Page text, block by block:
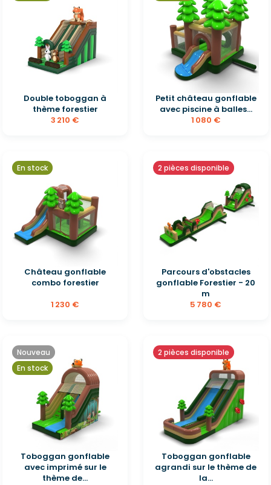
Double toboggan à
thème forestier
3 210 €
Petit château gonflable
avec piscine à balles...
1 080 €
En stock
Château gonflable
combo forestier
1 230 €
2 pièces disponible
Parcours d'obstacles
gonflable Forestier - 20
m
5 780 €
Nouveau
En stock
Toboggan gonflable
avec imprimé sur le
thème de...
2 pièces disponible
Toboggan gonflable
agrandi sur le thème de
la...